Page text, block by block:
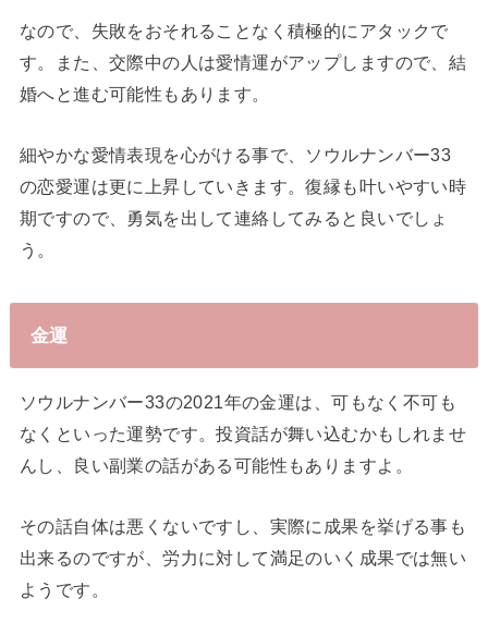
なので、失敗をおそれることなく積極的にアタックで
す。また、交際中の人は愛情運がアップしますので、結
婚へと進む可能性もあります。
細やかな愛情表現を心がける事で、ソウルナンバー33
の恋愛運は更に上昇していきます。復縁も叶いやすい時
期ですので、勇気を出して連絡してみると良いでしょ
う。
金運
ソウルナンバー33の2021年の金運は、可もなく不可も
なくといった運勢です。投資話が舞い込むかもしれませ
んし、良い副業の話がある可能性もありますよ。
その話自体は悪くないですし、実際に成果を挙げる事も
出来るのですが、労力に対して満足のいく成果では無い
ようです。